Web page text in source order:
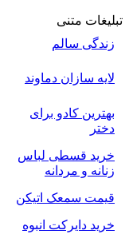
تبلیغات متنی
زندگی سالم
لایه سازان دماوند
بهترین کادو برای
دختر
خرید قسطی لباس
زنانه و مردانه
قیمت سمعک اتیکن
خرید دایرکت انبوه